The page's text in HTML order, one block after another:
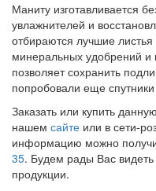
Маниту изготавливается
увлажнителей и
отбираются лучшие
минеральных удобрений и
позволяет сохранить
попробовали еще
Заказать или купить
нашем сайте или в сети-
информацию можно
35. Будем рады Вас
продукции.